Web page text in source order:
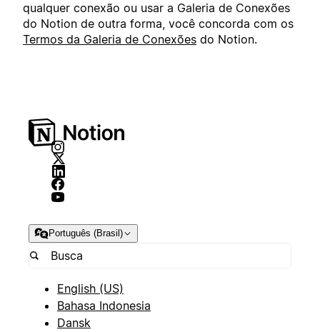
qualquer conexão ou usar a Galeria de Conexões
do Notion de outra forma, você concorda com os
Termos da Galeria de Conexões do Notion.
Português (Brasil)
English (US)
Bahasa Indonesia
Dansk